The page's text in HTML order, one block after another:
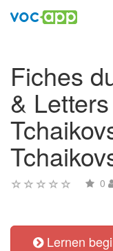
Fiches
&
0
Lernen